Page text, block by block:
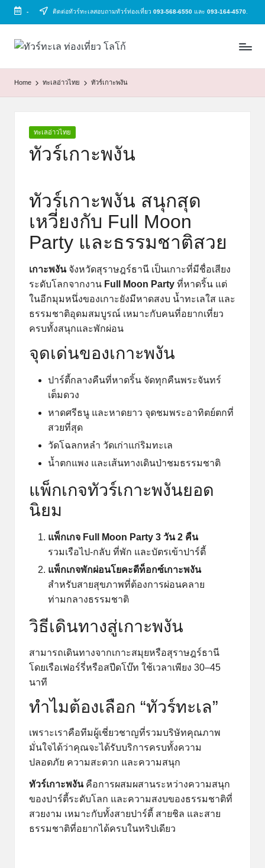
Skip
- ติดต่อทัวร์ทะเลสอบถามทัวร์ท่องเที่ยว093-568-6550 และ093-164-4570
ทั
ว
ร์
ทัวร์
แพ็ก
Home ทะเลอ่าวไทย ทัวร์เกาะพงัน
Posted
in
ทะเลอ่าวไทย
ทัวร์เกาะพงัน
ทัวร์เกาะพงัน สนุกสุด
เหวี่ยงกับ Full Moon
Party และธรรมชาติสวย
เกาะพงันจังหวัดสุราษฎร์ธานี เป็นเกาะที่มีชื่อเสียง
ระดับโลกจากงาน Full Moon Party ที่หาดริ้น แต่
ในอีกมุมหนึ่งของเกาะยังมีหาดสงบ น้ำทะเลใส และ
ธรรมชาติอุดมสมบูรณ์ เหมาะกับคนที่อยากเที่ยว
ครบทั้งสนุกและพักผ่อน
จุดเด่นของเกาะพงัน
ปาร์ตี้กลางคืนที่หาดริ้น จัดทุกคืนพระจันทร์
เต็มดวง
หาดศรีธนู และหาดยาว จุดชมพระอาทิตย์ตกที่
สวยที่สุด
วัดโฉลกหลำ วัดเก่าแก่ริมทะเล
น้ำตกแพง และเส้นทางเดินป่าชมธรรมชาติ
แพ็กเกจทัวร์เกาะพงันยอด
นิยม
แพ็กเกจ Full Moon Party 3 วัน 2 คืน
รวมเรือไป-กลับ ที่พัก และบัตรเข้าปาร์ตี้
แพ็กเกจพักผ่อนโยคะดีท็อกซ์เกาะพงัน
สำหรับสายสุขภาพที่ต้องการผ่อนคลาย
ท่ามกลางธรรมชาติ
วิธีเดินทางสู่เกาะพงัน
สามารถเดินทางจากเกาะสมุยหรือสุราษฎร์ธานี
โดยเรือเฟอร์รี่หรือสปีดโบ๊ท ใช้เวลาเพียง 30–45
นาที
ทำไมต้องเลือก “ทัวร์ทะเล”
เพราะเราคือทีมผู้เชี่ยวชาญที่รวมบริษัทคุณภาพ
มั่นใจได้ว่าคุณจะได้รับบริการครบทั้งความ
ปลอดภัย ความสะดวก และความสนุก
ทัวร์เกาะพงันคือการผสมผสานระหว่างความสนุก
ของปาร์ตี้ระดับโลก และความสงบของธรรมชาติที่
สวยงาม เหมาะกับทั้งสายปาร์ตี้ สายชิล และสาย
ธรรมชาติที่อยากได้ครบในทริปเดียว